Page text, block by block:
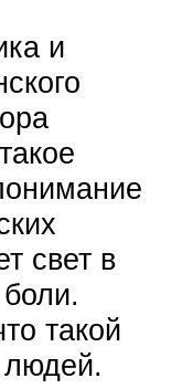
и
свет в
такой
людей.